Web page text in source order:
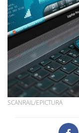
SCANRAIL/EPICTURA